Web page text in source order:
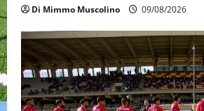
Di Mimmo Muscolino 09/08/2026